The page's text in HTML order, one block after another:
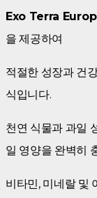
Exo Terra
을 제공하여
적절한 성장과 건
식입니다.
천연 식물과 과일
일 영양을 완벽히
비타민, 미네랄 및